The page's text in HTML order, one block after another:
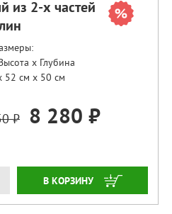
из 2-х частей
x Глубина
52 см x 50 см
₽ 8 280 ₽
ЗАКАЗАТЬ